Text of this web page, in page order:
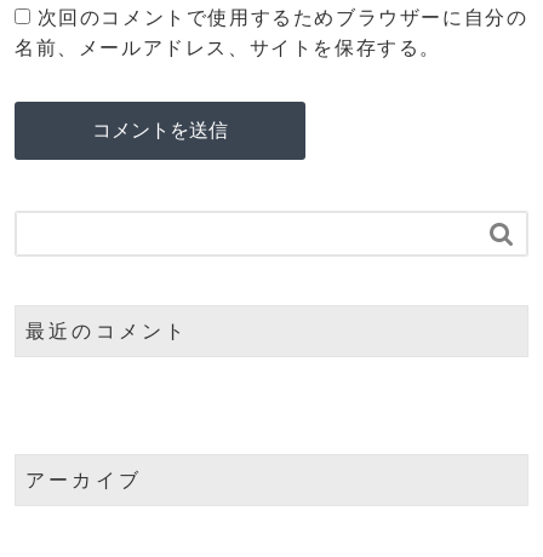
次回のコメントで使用するためブラウザーに自分の
名前、メールアドレス、サイトを保存する。

最近のコメント
アーカイブ